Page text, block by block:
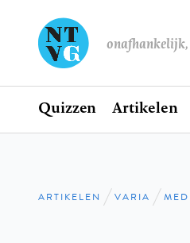
Hoofdnavigatie
Home
Quizzen Artikelen
Kruimelpad
ARTIKELEN VARIA